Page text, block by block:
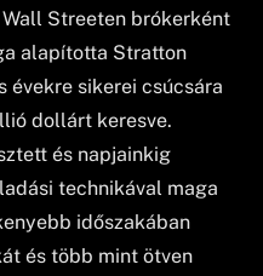
Streeten brókerként
alapította Stratton
évekre sikerei csúcsára
dollárt keresve.
és napjainkig
technikával maga
időszakában
és több mint ötven